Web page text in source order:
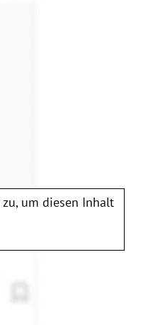
zu, um diesen Inhalt